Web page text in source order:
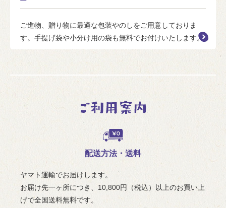
ご進物、贈り物に最適な包装やのしをご用意しておりま
す。手提げ袋や小分け用の袋も無料でお付けいたします。
配送方法・送料
ヤマト運輸でお届けします。
お届け先一ヶ所につき、10,800円（税込）以上のお買い上
げで全国送料無料です。